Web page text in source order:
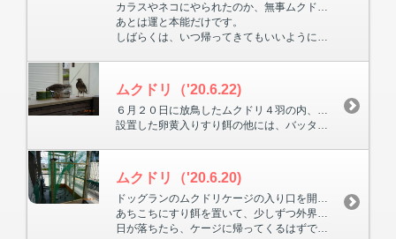
カラスやネコにやられたのか、無事ムクドリの群れに入れたかはわかりません。
あとは運と本能だけです。
しばらくは、いつ帰ってきてもいいように、すり餌などの食事をあちこちに置いておきます。
ムクドリ（'20.6.22)
設置した卵黄入りすり餌の他には、バッタ・アリなどを食べている様です。
ムクドリ（'20.6.20)
あちこちにすり餌を置いて、少しずつ外界へ飛ばしていきます。
日が落ちたら、ケージに帰ってくるはずです。